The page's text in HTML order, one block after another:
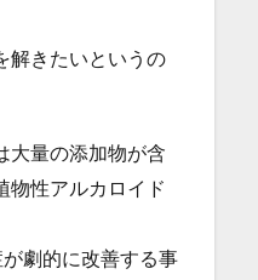
解きたいというの
大量の添加物が含
物性アルカロイド
劇的に改善する事